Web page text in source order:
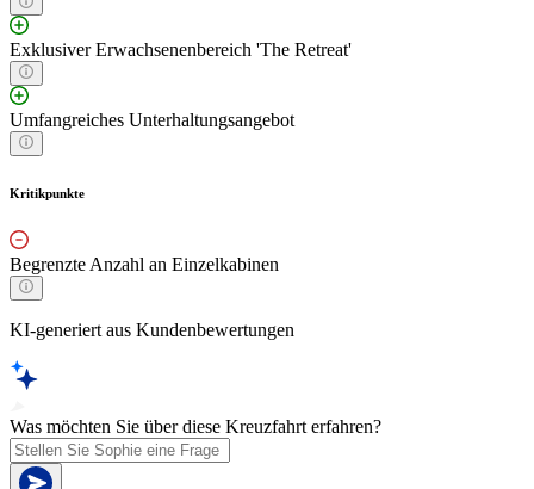
Exklusiver Erwachsenenbereich 'The Retreat'
Umfangreiches Unterhaltungsangebot
Kritikpunkte
Begrenzte Anzahl an Einzelkabinen
KI-generiert aus Kundenbewertungen
Was möchten Sie über diese Kreuzfahrt erfahren?